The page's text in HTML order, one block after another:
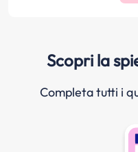
Scopri la
Completa tutti i